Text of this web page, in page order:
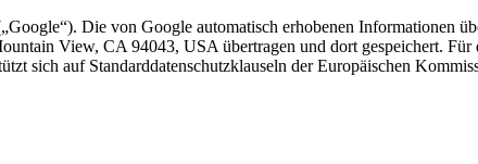
Die von Google automatisch erhobenen Informationen
View, CA 94043, USA übertragen und dort gespeichert.
sich auf Standarddatenschutzklauseln der Europäischen